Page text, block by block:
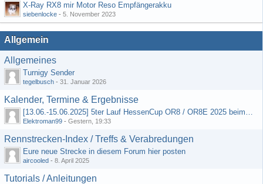
X-Ray RX8 mir Motor Reso Empfängerakku
siebenlocke - 5. November 2023
Allgemein
Allgemeines
Turnigy Sender
tegelbusch - 31. Januar 2026
Kalender, Termine & Ergebnisse
[13.06.-15.06.2025] 5ter Lauf HessenCup OR8 / OR8E 2025 beim MSC Ober-Mörlen e.V.
Elektroman99 - Gestern, 19:33
Rennstrecken-Index / Treffs & Verabredungen
Eure neue Strecke in diesem Forum hier posten
aircooled - 8. April 2025
Tutorials / Anleitungen